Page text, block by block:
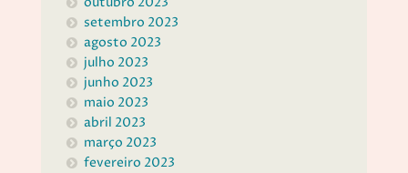
setembro 2023
agosto 2023
julho 2023
junho 2023
maio 2023
abril 2023
março 2023
fevereiro 2023